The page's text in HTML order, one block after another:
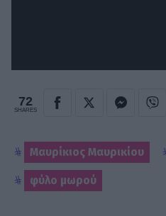
72
SHARES
Μαυρίκιος Μαυρικίου
φύλο μωρού